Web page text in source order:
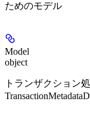
ためのモデル
Model
object
トランザクション